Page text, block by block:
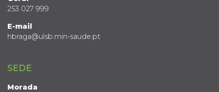
253 027 999
E-mail
hbraga@ulsb.min-saude.pt
SEDE
Morada